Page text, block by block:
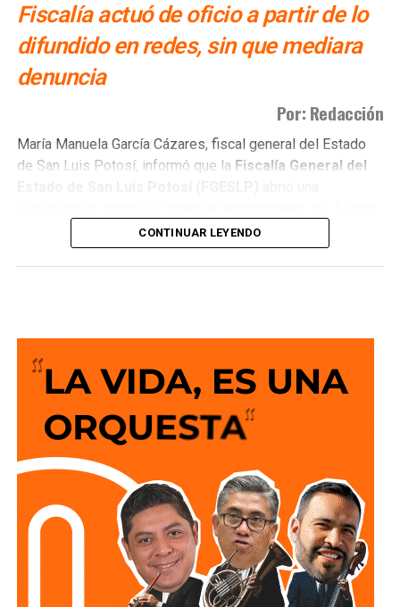
Fiscalía actuó de oficio a partir de lo
difundido en redes, sin que mediara
denuncia
Por: Redacción
María Manuela García Cázares, fiscal general del Estado
de San Luis Potosí, informó que la Fiscalía General del
captados en cámara en un sitio que las autoridades tienen
identificado comopunto de venta de drogas.
ser cuestionada sobre el caso.
García Cázares planteó que el eje de la revisión será
determinar la conducta de los elementos en ese punto:
qué acción realizaban y por qué se detuvieron ahí.
Adelantó que el resultado de las diligencias definirá si
hubo alguna irregularidad.
Al momento de la entrevista, la fiscal no había tenido
Juan Antonio Villa Gutiérrez
CONTINUAR LEYENDO